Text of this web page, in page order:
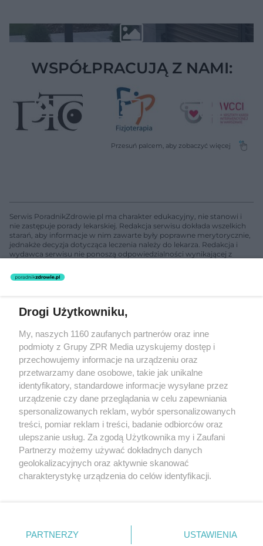
WSPÓŁPRACUJĄ Z NAMI:
Serwis PoradnikZdrowie.pl ma charakter edukacyjny, nie stanowi i
nie zastępuje porady lekarskiej. Redakcja serwisu dokłada wszelkich
starań, aby informacje w nim zawarte były poprawne merytorycznie,
jednakże decyzja dotycząca leczenia należy do lekarza. Redakcja i
wydawca serwisu nie ponoszą odpowiedzialności wynikającej z
nie prowadzi działalności leczniczej polegającej na udzielaniu
świadczeń zdrowotnych w rozumieniu art. 3 ust 1 ustawy o
Żaden utwór zamieszczony w serwisie nie może być powielany i
rozpowszechniany lub dalej rozpowszechniany w jakikolwiek sposób
(w tym także elektroniczny lub mechaniczny) na jakimkolwiek polu
eksploatacji w jakiejkolwiek formie, włącznie z umieszczaniem w
Internecie bez pisemnej zgody właściciela praw. Jakiekolwiek użycie
lub wykorzystanie utworów w całości lub w części z naruszeniem
prawa, tzn. bez właściwej zgody, jest zabronione pod groźbą kary i
może być ścigane prawnie.
O nas
Drogi Użytkowniku,
My, naszych 1160 zaufanych partnerów oraz inne
podmioty z Grupy ZPR Media uzyskujemy dostęp i
przechowujemy informacje na urządzeniu oraz
przetwarzamy dane osobowe, takie jak unikalne
identyfikatory, standardowe informacje wysyłane przez
urządzenie czy dane przeglądania w celu zapewniania
spersonalizowanych reklam, wybór spersonalizowanych
treści, pomiar reklam i treści, badanie odbiorców oraz
ulepszanie usług. Za zgodą Użytkownika my i Zaufani
Partnerzy możemy używać dokładnych danych
geolokalizacyjnych oraz aktywnie skanować
charakterystykę urządzenia do celów identyfikacji.
zmienić/wycofać klikając przycisk ustawień prywatności
znajdujący się w lewym dolnym rogu strony
PARTNERZY USTAWIENIA